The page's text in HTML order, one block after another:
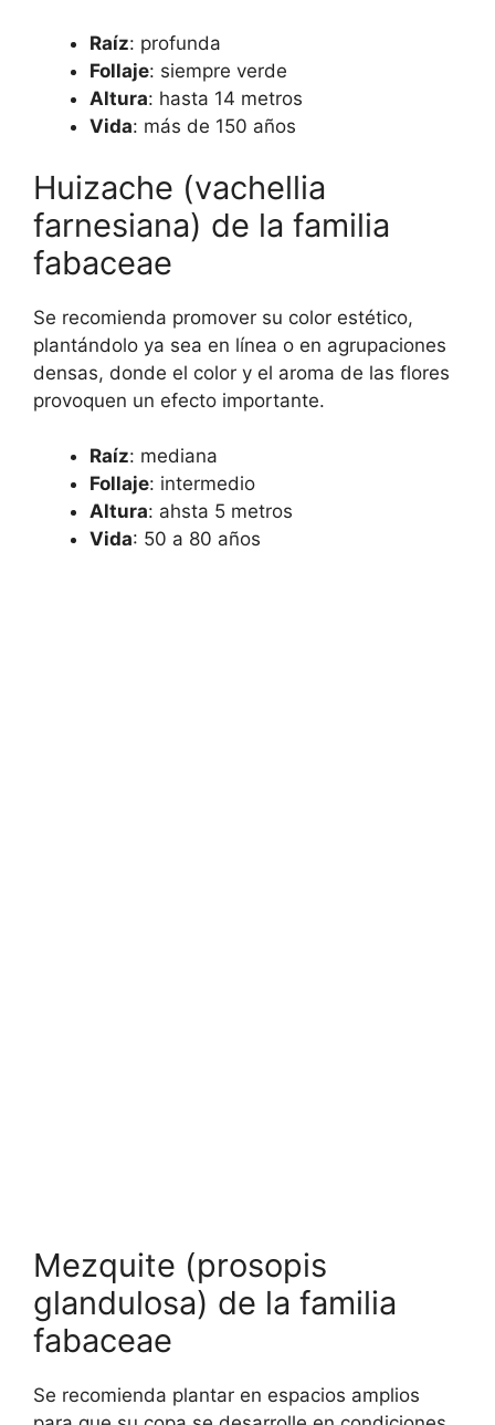
Raíz: profunda
Follaje: siempre verde
Altura: hasta 14 metros
Vida: más de 150 años
Huizache (vachellia
farnesiana) de la familia
fabaceae
Se recomienda promover su color estético,
plantándolo ya sea en línea o en agrupaciones
densas, donde el color y el aroma de las flores
provoquen un efecto importante.
Raíz: mediana
Follaje: intermedio
Altura: ahsta 5 metros
Vida: 50 a 80 años
Mezquite (prosopis
glandulosa) de la familia
fabaceae
Se recomienda plantar en espacios amplios